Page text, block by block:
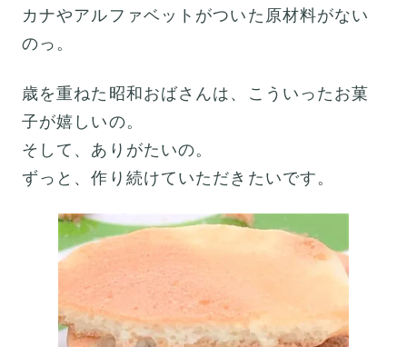
カナやアルファベットがついた原材料がない
のっ。
歳を重ねた昭和おばさんは、こういったお菓
子が嬉しいの。
そして、ありがたいの。
ずっと、作り続けていただきたいです。